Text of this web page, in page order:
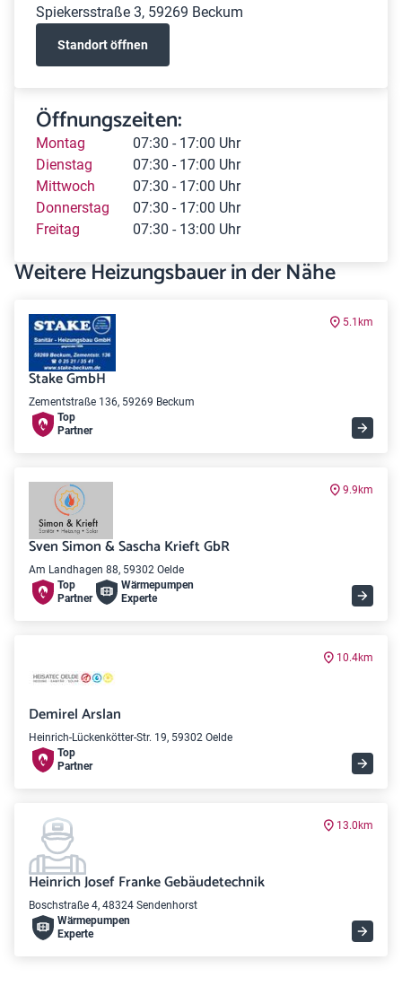
Spiekersstraße 3, 59269 Beckum
Standort öffnen
Öffnungszeiten:
Montag
07:30 - 17:00 Uhr
Dienstag
07:30 - 17:00 Uhr
Mittwoch
07:30 - 17:00 Uhr
Donnerstag
07:30 - 17:00 Uhr
Freitag
07:30 - 13:00 Uhr
Weitere Heizungsbauer in der Nähe
5.1km
Stake GmbH
Zementstraße 136, 59269 Beckum
Top
Partner
9.9km
Sven Simon & Sascha Krieft GbR
Am Landhagen 88, 59302 Oelde
Top
Partner
Wärme­pumpen
Experte
10.4km
Demirel Arslan
Heinrich-Lückenkötter-Str. 19, 59302 Oelde
Top
Partner
13.0km
Heinrich Josef Franke Gebäudetechnik
Boschstraße 4, 48324 Sendenhorst
Wärme­pumpen
Experte